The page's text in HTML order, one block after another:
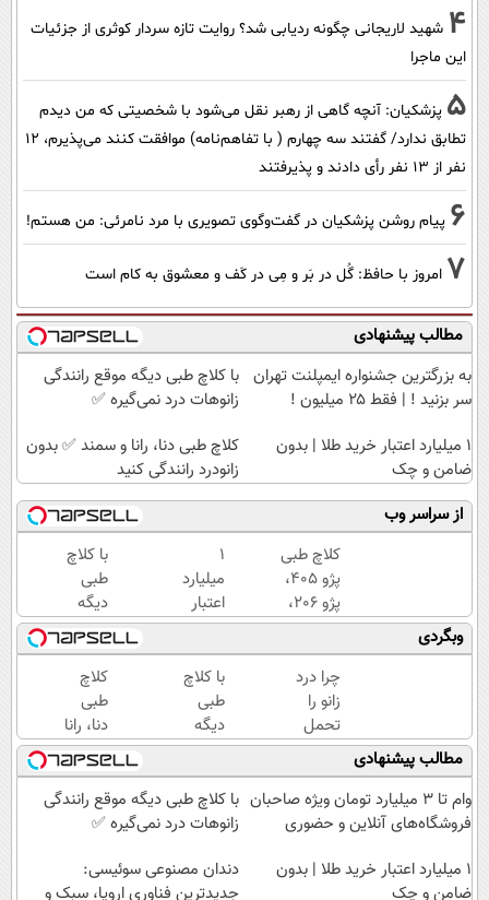
4 شهید لاریجانی چگونه ردیابی شد؟ روایت تازه سردار کوثری از جزئیات
این ماجرا
5 پزشکیان‌: آنچه گاهی از رهبر نقل می‌شود با شخصیتی که من دیدم
تطابق ندارد/ گفتند سه چهارم ( با تفاهم‌نامه) موافقت کنند می‌پذیرم، 12
نفر از 13 نفر رأی دادند و پذیرفتند
6 پیام روشن پزشکیان در گفت‌و‌گوی تصویری با مرد نامرئی: من هستم!
7 امروز با حافظ: گُل در بَر و مِی در کَف و معشوق به کام است
مطالب پیشنهادی
به بزرگترین جشنواره ایمپلنت تهران
سر بزنید ! | فقط ۲۵ میلیون !
با کلاچ طبی دیگه موقع رانندگی
زانوهات درد نمی‌گیره ✅
۱ میلیارد اعتبار خرید طلا | بدون
ضامن و چک
کلاچ طبی دنا، رانا و سمند ✅ بدون
زانودرد رانندگی کنید
از سراسر وب
کلاچ طبی
پژو 405،
پژو 206،
پژو 207 و
پژو پارس
✅
خداحافظی
با زانودرد
۱
میلیارد
اعتبار
خرید
طلا |
بدون
ضامن
و چک
با کلاچ
طبی
دیگه
موقع
رانندگی
زانوهات
درد
نمی‌گیره
✅
وبگردی
چرا درد
زانو را
تحمل
می‌کنی؟
خیلی
ساده
درمنزل
کن
با کلاچ
طبی
دیگه
موقع
رانندگی
زانوهات
درد
✅
کلاچ
طبی
دنا، رانا
و سمند
✅
بدون
زانودرد
کنید
مطالب پیشنهادی
وام تا ۳ میلیارد تومان ویژه صاحبان
فروشگاه‌های آنلاین و حضوری
با کلاچ طبی دیگه موقع رانندگی
زانوهات درد نمی‌گیره ✅
۱ میلیارد اعتبار خرید طلا | بدون
ضامن و چک
دندان مصنوعی سوئیسی:
جدیدترین فناوری اروپا، سبک و